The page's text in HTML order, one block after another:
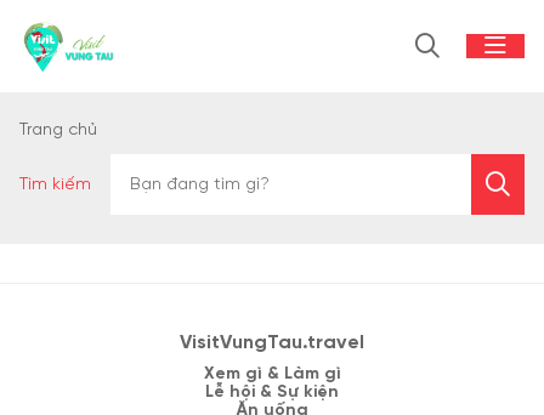
Trang chủ
Tìm kiếm
VisitVungTau.travel
Xem gì & Làm gì
Lễ hội & Sự kiện
Ăn uống